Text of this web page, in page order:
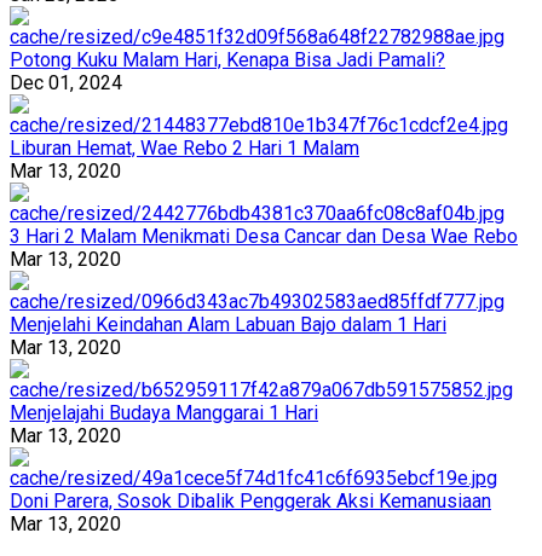
Potong Kuku Malam Hari, Kenapa Bisa Jadi Pamali?
Dec 01, 2024
Liburan Hemat, Wae Rebo 2 Hari 1 Malam
Mar 13, 2020
3 Hari 2 Malam Menikmati Desa Cancar dan Desa Wae Rebo
Mar 13, 2020
Menjelahi Keindahan Alam Labuan Bajo dalam 1 Hari
Mar 13, 2020
Menjelajahi Budaya Manggarai 1 Hari
Mar 13, 2020
Doni Parera, Sosok Dibalik Penggerak Aksi Kemanusiaan
Mar 13, 2020